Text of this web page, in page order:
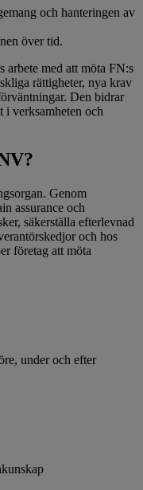
och hanteringen av
över tid.
arbete med att möta FN:s
rättigheter, nya krav
Den bidrar
i verksamheten och
Genom
assurance och
säkerställa efterlevnad
och hos
företag att möta
under och efter